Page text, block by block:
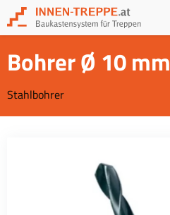
Bohrer Ø 10 mm
Stahlbohrer